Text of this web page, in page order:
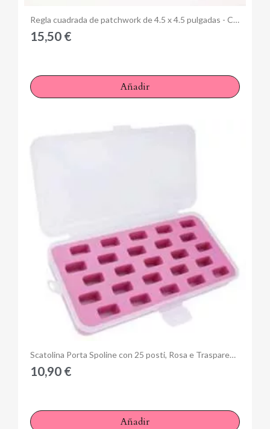
Anteprima Regla cuadrada de patchwork de 4.5 x 4.5 pulgadas - Cute Cuts by Lori Holt
15,50 €
Añadir
Anteprima Scatolina Porta Spoline con 25 posti, Rosa e Trasparente
10,90 €
Añadir